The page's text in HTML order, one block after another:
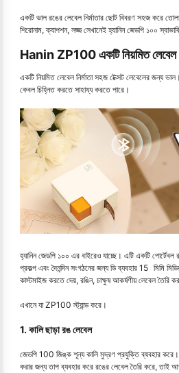
একটি ভাল রঙের লেবেল নির্মাতার ছোট বিবরণ সহজ করে
শিরোনাম, ক্যাপশন, সজ্জ সেখানেই হ্যানিন জেডপি ১০০
Hanin ZP100 একটি নিয়মিত লেবেল
একটি নিয়মিত লেবেল নির্মাতা সহজ টেক্সট লেবেলের জন্য
কেবল চিহ্নিত করতে সাহায্য করতে পারে।
হ্যানিন জেডপি ১০০ এর বাইরেও যাচ্ছে। এটি একটি পোর্টেবল
প্রকল্প এবং দৈনন্দিন সংগঠনের জন্য ডি ব্যবহার 15 মিমি
কাস্টমাইজ করতে দেয়, রঙিন, চাক্ষুষ আকর্ষণীয় লেবেল তৈরি কর
এখানে যা ZP100 স্ট্যান্ড করে।
1. কালি ছাড়া রঙ লেবেল
জেডপি 100 জিঙ্ক শূন্য কালি মুদ্রণ প্রযুক্তি ব্যবহার করে।
করার জন্য তাপ ব্যবহার করে রঙের লেবেল তৈরি করে, তাই